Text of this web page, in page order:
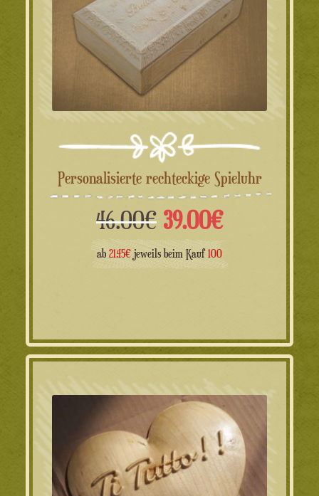
Personalisierte rechteckige Spieluhr
46.00€ Ursprünglicher
Preis
39.00€Aktueller
ab 21.45€ jeweils beim Kauf100